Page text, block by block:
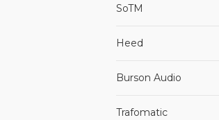
SoTM
Heed
Burson Audio
Trafomatic